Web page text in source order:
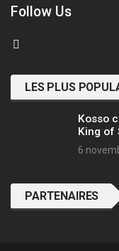
Follow Us
LES PLUS
Kosso
King of
6
PARTENAIRES